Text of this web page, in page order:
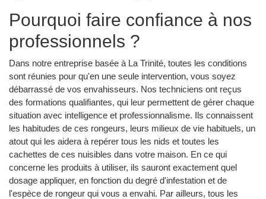
Pourquoi faire confiance à nos
professionnels ?
Dans notre entreprise basée à La Trinité, toutes les conditions
sont réunies pour qu'en une seule intervention, vous soyez
débarrassé de vos envahisseurs. Nos techniciens ont reçus
des formations qualifiantes, qui leur permettent de gérer chaque
situation avec intelligence et professionnalisme. Ils connaissent
les habitudes de ces rongeurs, leurs milieux de vie habituels, un
atout qui les aidera à repérer tous les nids et toutes les
cachettes de ces nuisibles dans votre maison. En ce qui
concerne les produits à utiliser, ils sauront exactement quel
dosage appliquer, en fonction du degré d'infestation et de
l'espèce de rongeur qui vous a envahi. Par ailleurs, tous les